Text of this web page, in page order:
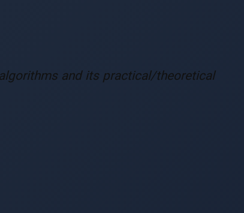
and its practical/theoretical